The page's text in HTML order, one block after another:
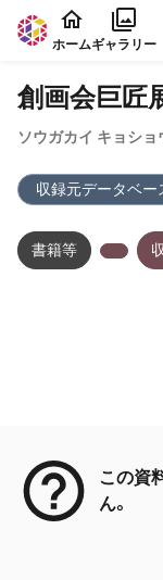
本文に飛ぶ
ホームギャラリー
創画会巨匠
ソウガカイ キョショ
収録元データベー
書籍等
この資
ん。